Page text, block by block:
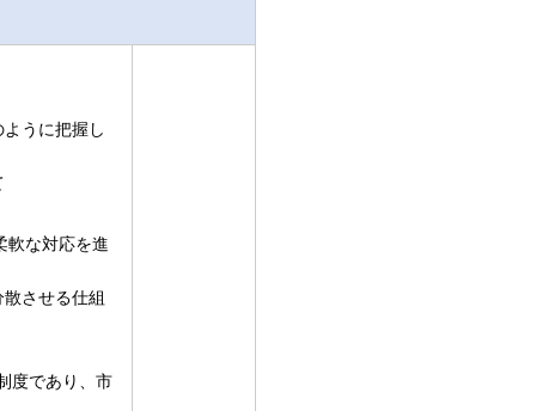
うに把握し
軟な対応を進
させる仕組
度であり、市